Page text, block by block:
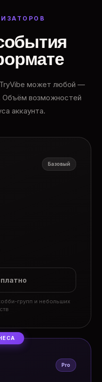
может любой —
Объём возможностей
аккаунта.
Базовый
групп и небольших
Pro